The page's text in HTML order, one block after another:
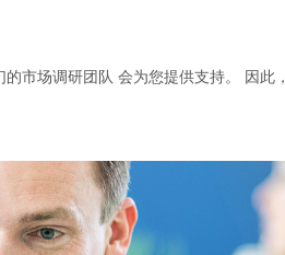
市场调研团队 会为您提供支持。 因此